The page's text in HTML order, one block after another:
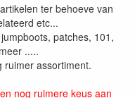
ter behoeve van
etc...
patches, 101,
.....
ruimer assortiment.
nog ruimere keus aan